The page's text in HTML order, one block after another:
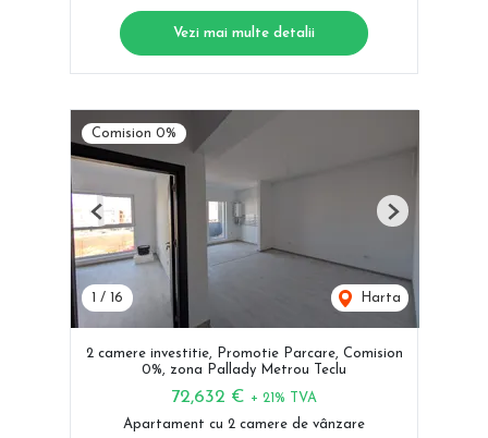
Vezi mai multe detalii
Comision 0%
1 / 16 Harta
Previous Next
2 camere investitie, Promotie Parcare, Comision
0%, zona Pallady Metrou Teclu
72,632 € + 21% TVA
Apartament cu 2 camere de vânzare